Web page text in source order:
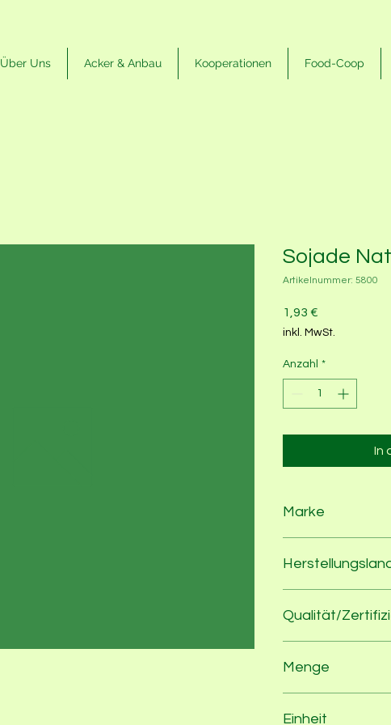
Über Uns Acker & Anbau Kooperationen Food-Coop
Sojade
Artikelnummer: 5800
1,93 €
inkl. MwSt.
Anzahl *
In
Marke
Qualität/
Menge
Einheit